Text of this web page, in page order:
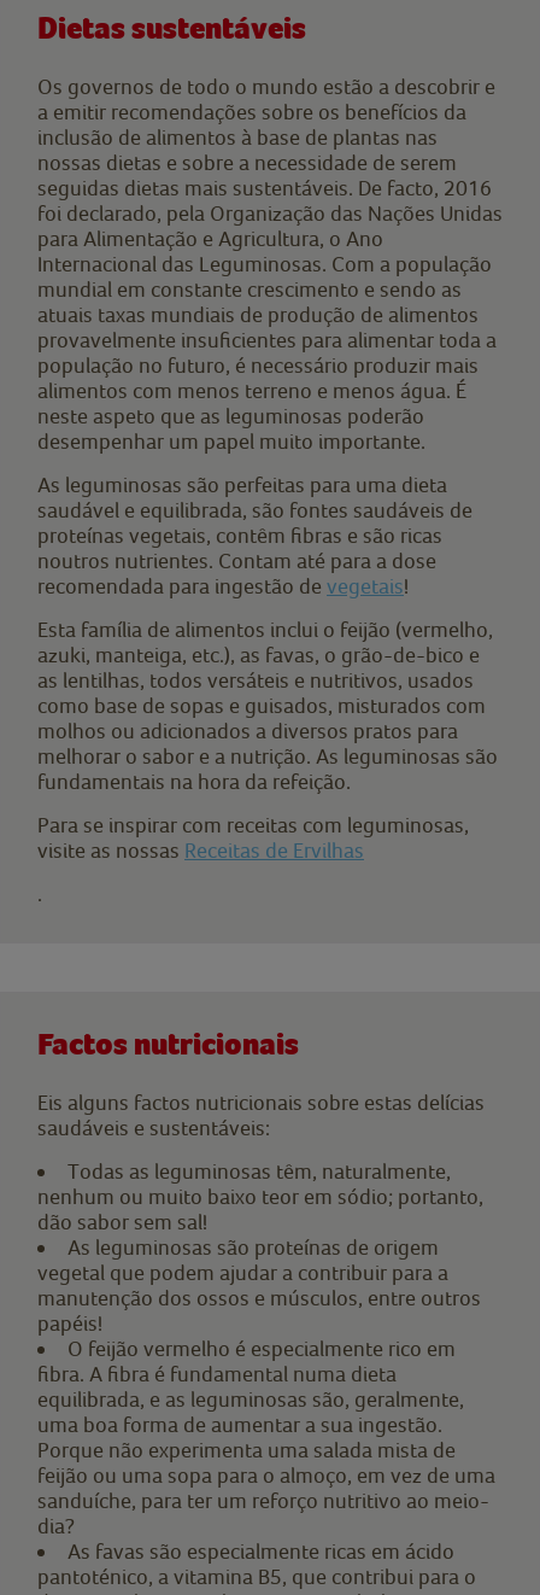
Dietas sustentáveis
Os governos de todo o mundo estão a descobrir e
a emitir recomendações sobre os benefícios da
inclusão de alimentos à base de plantas nas
nossas dietas e sobre a necessidade de serem
seguidas dietas mais sustentáveis. De facto, 2016
foi declarado, pela Organização das Nações Unidas
para Alimentação e Agricultura, o Ano
Internacional das Leguminosas. Com a população
mundial em constante crescimento e sendo as
atuais taxas mundiais de produção de alimentos
provavelmente insuficientes para alimentar toda a
população no futuro, é necessário produzir mais
alimentos com menos terreno e menos água. É
neste aspeto que as leguminosas poderão
desempenhar um papel muito importante.
As leguminosas são perfeitas para uma dieta
saudável e equilibrada, são fontes saudáveis de
proteínas vegetais, contêm fibras e são ricas
noutros nutrientes. Contam até para a dose
recomendada para ingestão de vegetais!
Esta família de alimentos inclui o feijão (vermelho,
azuki, manteiga, etc.), as favas, o grão-de-bico e
as lentilhas, todos versáteis e nutritivos, usados
como base de sopas e guisados, misturados com
molhos ou adicionados a diversos pratos para
melhorar o sabor e a nutrição. As leguminosas são
fundamentais na hora da refeição.
Para se inspirar com receitas com leguminosas,
visite as nossas Receitas de Ervilhas
.
Factos nutricionais
Eis alguns factos nutricionais sobre estas delícias
saudáveis e sustentáveis:
Todas as leguminosas têm, naturalmente,
nenhum ou muito baixo teor em sódio; portanto,
dão sabor sem sal!
As leguminosas são proteínas de origem
vegetal que podem ajudar a contribuir para a
manutenção dos ossos e músculos, entre outros
papéis!
O feijão vermelho é especialmente rico em
fibra. A fibra é fundamental numa dieta
equilibrada, e as leguminosas são, geralmente,
uma boa forma de aumentar a sua ingestão.
Porque não experimenta uma salada mista de
feijão ou uma sopa para o almoço, em vez de uma
sanduíche, para ter um reforço nutritivo ao meio-
dia?
As favas são especialmente ricas em ácido
pantoténico, a vitamina B5, que contribui para o